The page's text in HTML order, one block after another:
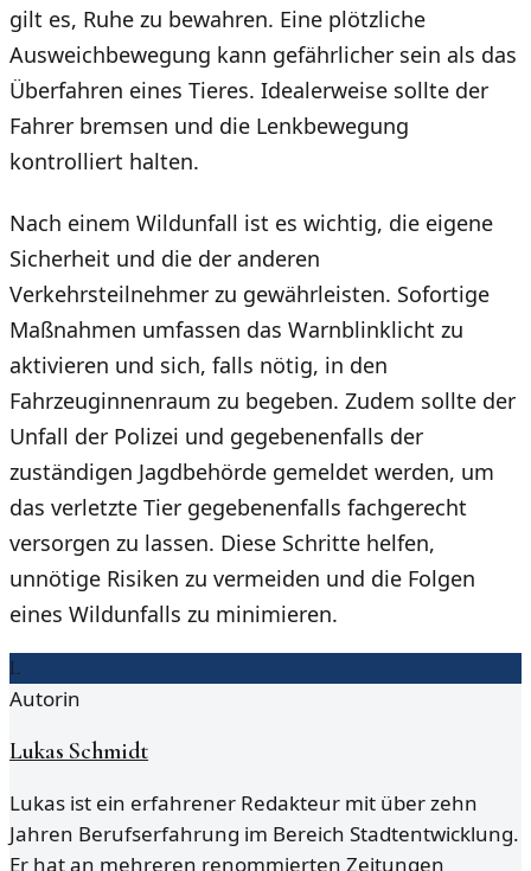
gilt es, Ruhe zu bewahren. Eine plötzliche
Ausweichbewegung kann gefährlicher sein als das
Überfahren eines Tieres. Idealerweise sollte der
Fahrer bremsen und die Lenkbewegung
kontrolliert halten.
Nach einem Wildunfall ist es wichtig, die eigene
Sicherheit und die der anderen
Verkehrsteilnehmer zu gewährleisten. Sofortige
Maßnahmen umfassen das Warnblinklicht zu
aktivieren und sich, falls nötig, in den
Fahrzeuginnenraum zu begeben. Zudem sollte der
Unfall der Polizei und gegebenenfalls der
zuständigen Jagdbehörde gemeldet werden, um
das verletzte Tier gegebenenfalls fachgerecht
versorgen zu lassen. Diese Schritte helfen,
unnötige Risiken zu vermeiden und die Folgen
eines Wildunfalls zu minimieren.
L
Autorin
Lukas Schmidt
Lukas ist ein erfahrener Redakteur mit über zehn
Jahren Berufserfahrung im Bereich Stadtentwicklung.
Er hat an mehreren renommierten Zeitungen